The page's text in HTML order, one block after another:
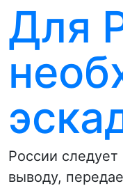
Для
России
выводу,